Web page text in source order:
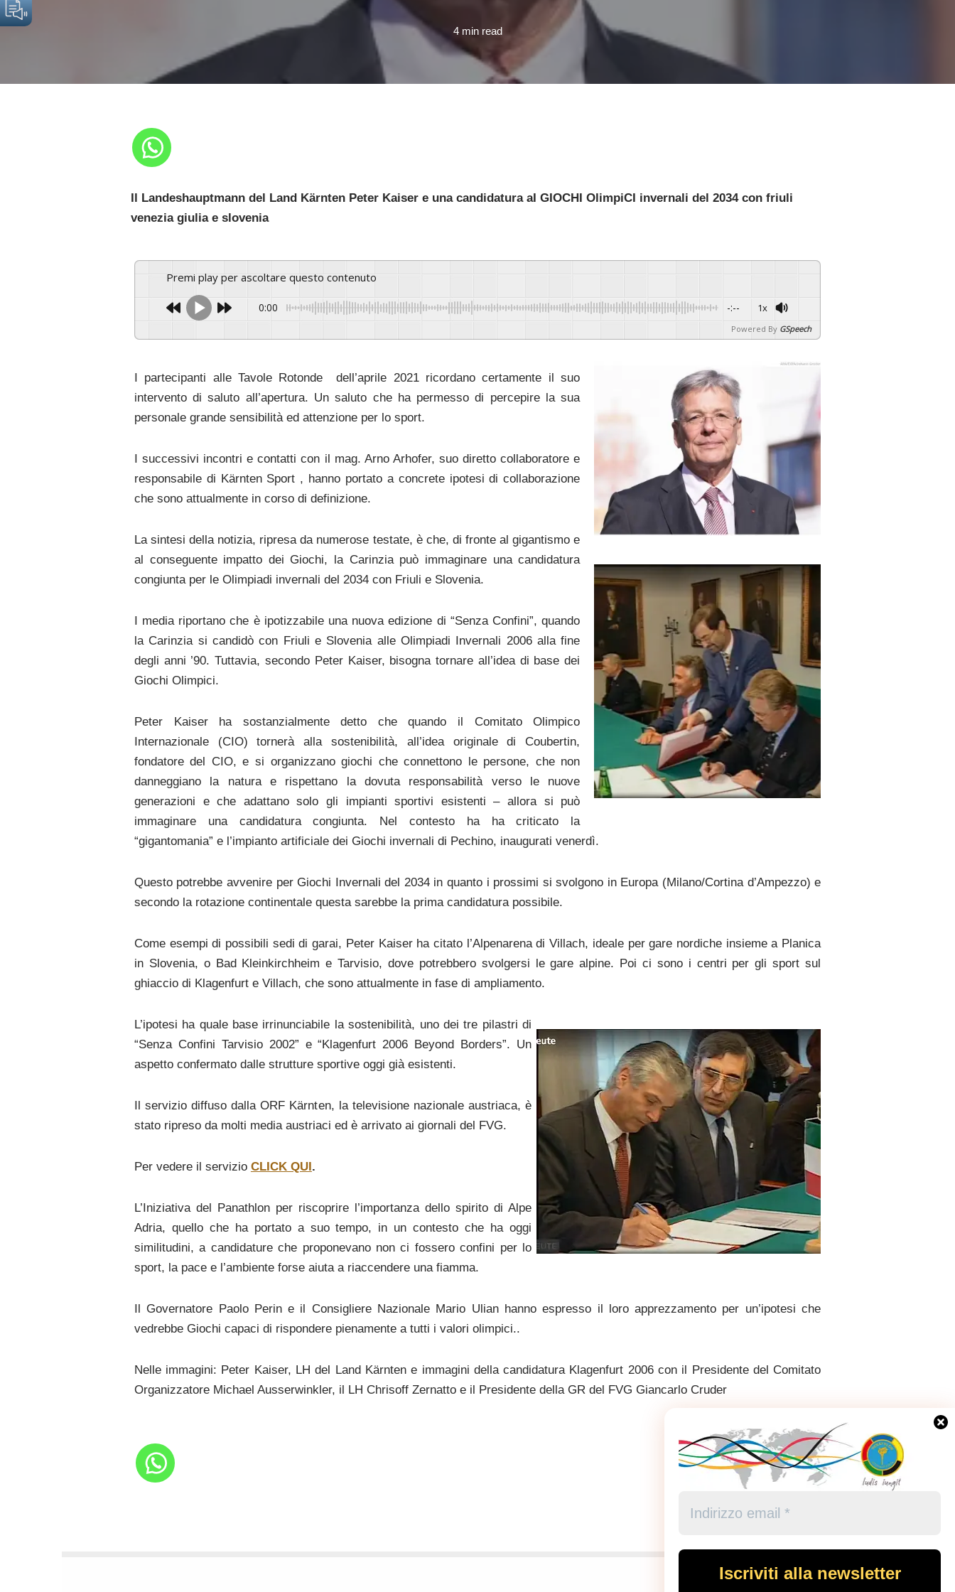
4 min read
Il Landeshauptmann del Land Kärnten Peter Kaiser e una candidatura aI GIOCHI OlimpiCI invernali del 2034 con friuli
venezia giulia e slovenia
Premi play per ascoltare questo contenuto
0:00 -:-- 1x
Powered By GSpeech
I partecipanti alle Tavole Rotonde dell’aprile 2021 ricordano certamente il suo
intervento di saluto all’apertura. Un saluto che ha permesso di percepire la sua
personale grande sensibilità ed attenzione per lo sport.
I successivi incontri e contatti con il mag. Arno Arhofer, suo diretto collaboratore e
responsabile di Kärnten Sport , hanno portato a concrete ipotesi di collaborazione
che sono attualmente in corso di definizione.
La sintesi della notizia, ripresa da numerose testate, è che, di fronte al gigantismo e
al conseguente impatto dei Giochi, la Carinzia può immaginare una candidatura
congiunta per le Olimpiadi invernali del 2034 con Friuli e Slovenia.
I media riportano che è ipotizzabile una nuova edizione di “Senza Confini”, quando
la Carinzia si candidò con Friuli e Slovenia alle Olimpiadi Invernali 2006 alla fine
degli anni ’90. Tuttavia, secondo Peter Kaiser, bisogna tornare all’idea di base dei
Giochi Olimpici.
Peter Kaiser ha sostanzialmente detto che quando il Comitato Olimpico
Internazionale (CIO) tornerà alla sostenibilità, all’idea originale di Coubertin,
fondatore del CIO, e si organizzano giochi che connettono le persone, che non
danneggiano la natura e rispettano la dovuta responsabilità verso le nuove
generazioni e che adattano solo gli impianti sportivi esistenti – allora si può
immaginare una candidatura congiunta. Nel contesto ha ha criticato la
“gigantomania” e l’impianto artificiale dei Giochi invernali di Pechino, inaugurati venerdì.
Questo potrebbe avvenire per Giochi Invernali del 2034 in quanto i prossimi si svolgono in Europa (Milano/Cortina d’Ampezzo) e
secondo la rotazione continentale questa sarebbe la prima candidatura possibile.
Come esempi di possibili sedi di garai, Peter Kaiser ha citato l’Alpenarena di Villach, ideale per gare nordiche insieme a Planica
in Slovenia, o Bad Kleinkirchheim e Tarvisio, dove potrebbero svolgersi le gare alpine. Poi ci sono i centri per gli sport sul
ghiaccio di Klagenfurt e Villach, che sono attualmente in fase di ampliamento.
L’ipotesi ha quale base irrinunciabile la sostenibilità, uno dei tre pilastri di
“Senza Confini Tarvisio 2002” e “Klagenfurt 2006 Beyond Borders”. Un
aspetto confermato dalle strutture sportive oggi già esistenti.
Il servizio diffuso dalla ORF Kärnten, la televisione nazionale austriaca, è
stato ripreso da molti media austriaci ed è arrivato ai giornali del FVG.
Per vedere il servizio CLICK QUI.
L’Iniziativa del Panathlon per riscoprire l’importanza dello spirito di Alpe
Adria, quello che ha portato a suo tempo, in un contesto che ha oggi
similitudini, a candidature che proponevano non ci fossero confini per lo
sport, la pace e l’ambiente forse aiuta a riaccendere una fiamma.
Il Governatore Paolo Perin e il Consigliere Nazionale Mario Ulian hanno espresso il loro apprezzamento per un’ipotesi che
vedrebbe Giochi capaci di rispondere pienamente a tutti i valori olimpici..
Nelle immagini: Peter Kaiser, LH del Land Kärnten e immagini della candidatura Klagenfurt 2006 con il Presidente del Comitato
Organizzatore Michael Ausserwinkler, il LH Chrisoff Zernatto e il Presidente della GR del FVG Giancarlo Cruder